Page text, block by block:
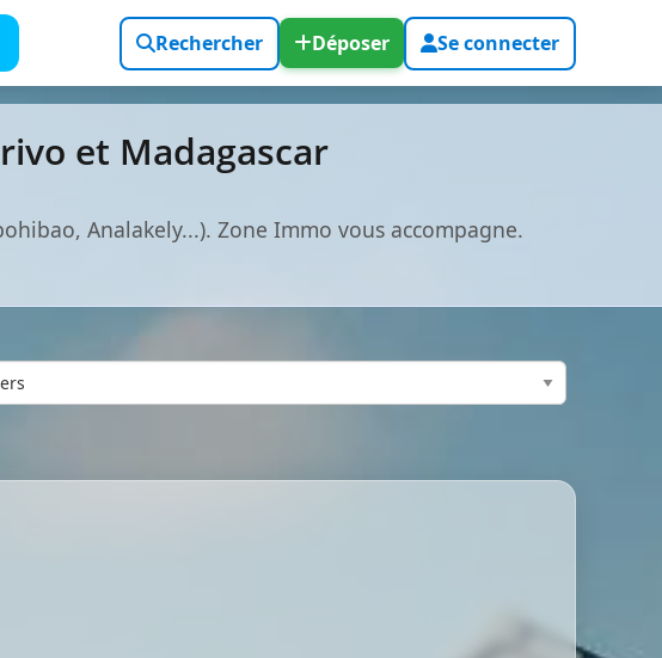
Rechercher Déposer Se connecter
et Madagascar
Analakely...). Zone Immo vous accompagne.